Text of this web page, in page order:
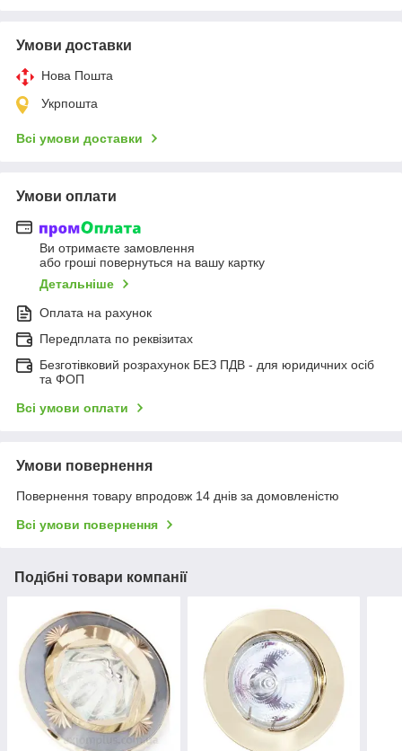
Умови доставки
Нова Пошта
Укрпошта
Всі умови доставки
Умови оплати
Ви отримаєте замовлення
або гроші повернуться на вашу картку
Детальніше
Оплата на рахунок
Передплата по реквізитах
Безготівковий розрахунок БЕЗ ПДВ - для юридичних осіб
та ФОП
Всі умови оплати
Умови повернення
Повернення товару впродовж 14 днів за домовленістю
Всі умови повернення
Подібні товари компанії